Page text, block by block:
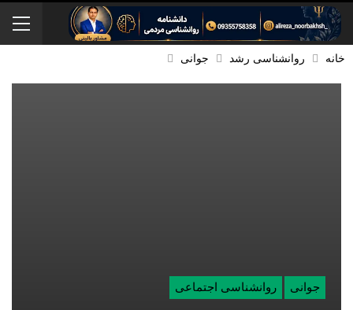
خانه روانشناسی رشد جوانی
جوانی روانشناسی اجتماعی